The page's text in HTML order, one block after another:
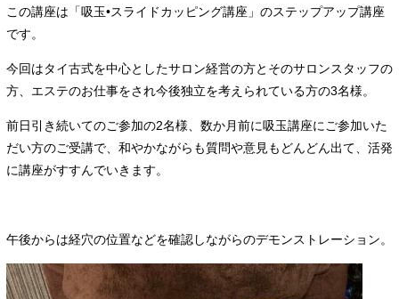
この講座は「吸玉•スライドカッピング講座」のステップアップ講座
です。
今回はタイ古式を中心としたサロン経営の方とそのサロンスタッフの
方、エステのお仕事をされ今後独立を考えられている方の3名様。
前日引き続いてのご参加の2名様、数か月前に吸玉講座にご参加いた
だい方のご受講で、和やかながらも質問や意見もどんどん出て、活発
に講座がすすんでいきます。
午後からは経穴の位置などを確認しながらのデモンストレーション。